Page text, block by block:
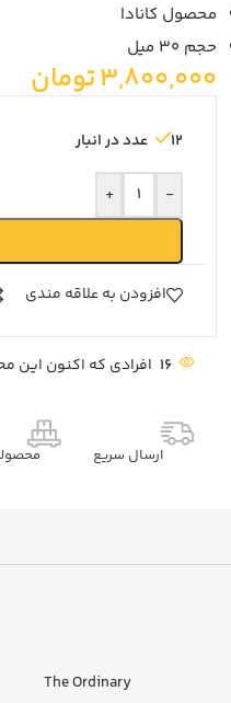
محصول کانادا
حجم 30 میل
3,800,000تومان
12 عدد در انبار
-
+
افزودن به علاقه مندی
16 افرادی که اکنون این
ارسال سریع
The Ordinary